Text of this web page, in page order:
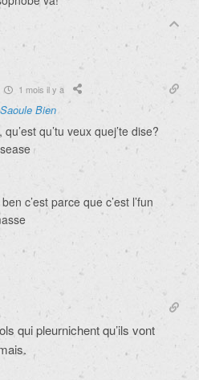
1 mois il y a
Bien
qu’tu veux quej’te dise?
c’est parce que c’est l’fun
qui pleurnichent qu’ils vont